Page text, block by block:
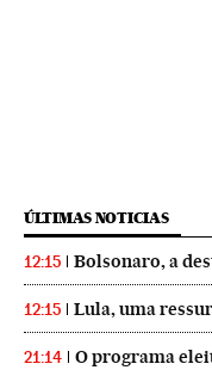
ÚLTIMAS NOTICIAS
12:15 Bolsonaro, a
12:15 Lula, uma
21:14
O programa